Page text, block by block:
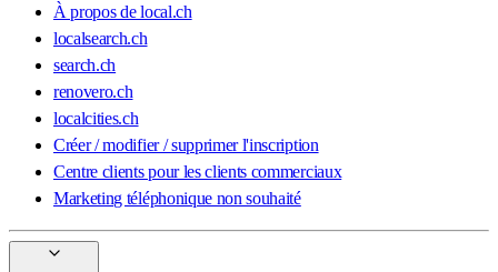
À propos de local.ch
localsearch.ch
search.ch
renovero.ch
localcities.ch
Créer / modifier / supprimer l'inscription
Centre clients pour les clients commerciaux
Marketing téléphonique non souhaité